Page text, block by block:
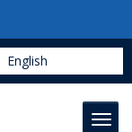
English